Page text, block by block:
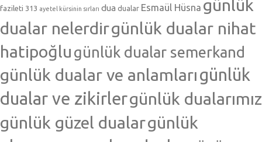
fazileti 313 ayetel kürsinin sırları dua dualar Esmaül Hüsna günlük
dualar nelerdirgünlük dualar nihat
hatipoğlu günlük dualar semerkand
günlük dualar ve anlamlarıgünlük
dualar ve zikirlergünlük dualarımız
günlük güzel dualargünlük